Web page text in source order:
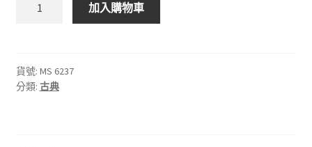
拉
姆
加入購物車
貨號: MS 6237
分類: 古典